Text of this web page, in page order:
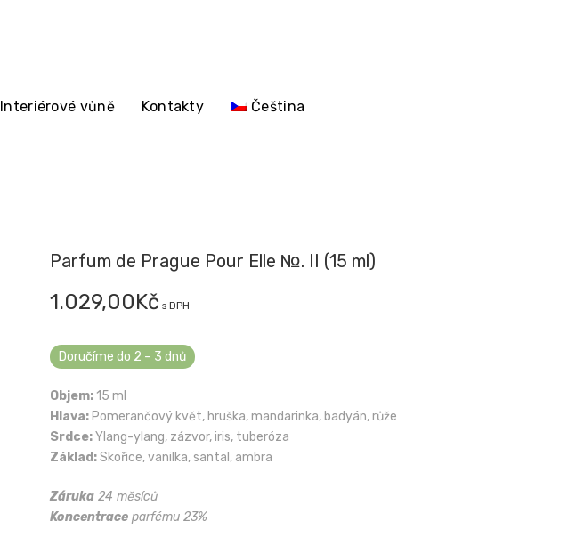
Interiérové vůně Kontakty Čeština
Parfum de Prague Pour Elle №. II (15 ml)
1.029,00Kč s DPH
Doručíme do 2 – 3 dnů
Objem:15 ml
Hlava: Pomerančový květ, hruška, mandarinka, badyán, růže
Srdce:Ylang-ylang, zázvor, iris, tuberóza
Základ:Skořice, vanilka, santal, ambra
Záruka24 měsíců
Koncentraceparfému 23%